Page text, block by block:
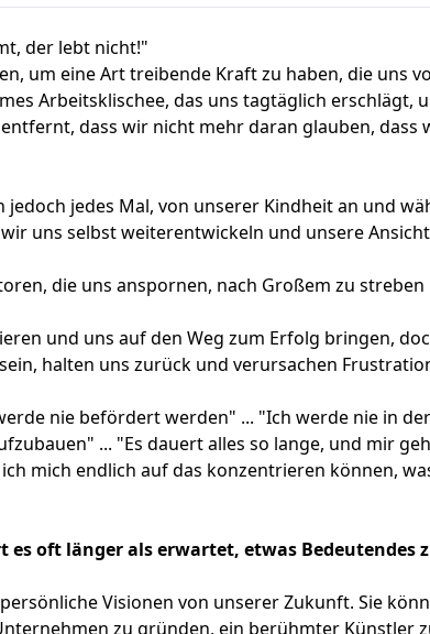
der lebt nicht!"
um eine Art treibende Kraft zu haben, die uns
Arbeitsklischee, das uns tagtäglich erschlägt,
dass wir nicht mehr daran glauben, dass
jedoch jedes Mal, von unserer Kindheit an und
uns selbst weiterentwickeln und unsere
die uns anspornen, nach Großem zu streben
und uns auf den Weg zum Erfolg bringen,
halten uns zurück und verursachen
nie befördert werden" ... "Ich werde nie in
... "Es dauert alles so lange, und mir
mich endlich auf das konzentrieren können,
es oft länger als erwartet, etwas Bedeutendes
Visionen von unserer Zukunft. Sie
zu gründen, ein berühmter Künstler